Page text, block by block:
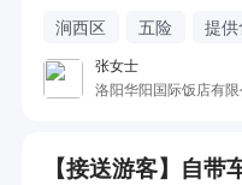
涧西区 五险 提
张女士
洛阳华阳国际饭店有限